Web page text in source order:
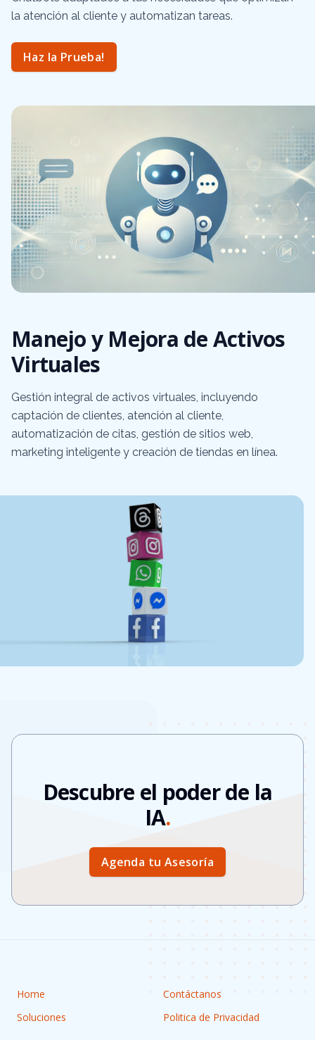
la atención al cliente y automatizan tareas.
Haz la Prueba!
Manejo y Mejora de Activos
Virtuales
Gestión integral de activos virtuales, incluyendo
captación de clientes, atención al cliente,
automatización de citas, gestión de sitios web,
marketing inteligente y creación de tiendas en línea.
Descubre el poder de la
IA.
Agenda tu Asesoría
Home
Soluciones
Contáctanos
Politica de Privacidad